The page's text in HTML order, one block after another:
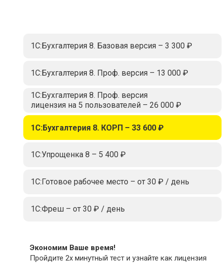
1С:Бухгалтерия 8. Базовая версия – 3 300 ₽
1С:Бухгалтерия 8. Проф. версия – 13 000 ₽
1С:Бухгалтерия 8. Проф. версия
лицензия на 5 пользователей – 26 000 ₽
1С:Бухгалтерия 8. КОРП – 33 600 ₽
1С:Упрощенка 8 – 5 400 ₽
1С:Готовое рабочее место – от 30 ₽ / день
1С:Фреш – от 30 ₽ / день
Экономим Ваше время!
Пройдите 2х минутный тест и узнайте как лицензия